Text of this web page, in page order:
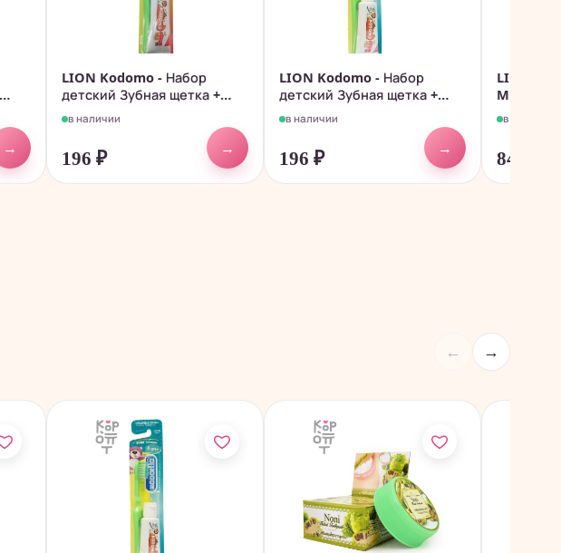
→
LION Kodomo - Набор
детский Зубная щетка +
паста...
в наличии
196 ₽
→
LION Kodomo - Набор
детский Зубная щетка +
паста...
в наличии
196 ₽
→
LION
Milk
в наличии
846
← →